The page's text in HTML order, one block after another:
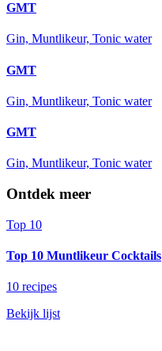
GMT
Gin, Muntlikeur, Tonic water
GMT
Gin, Muntlikeur, Tonic water
GMT
Gin, Muntlikeur, Tonic water
Ontdek meer
Top 10
Top 10 Muntlikeur Cocktails
10 recipes
Bekijk lijst